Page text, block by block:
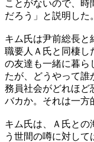
ことがないので、時
だろう」と説明した。
キム氏は尹前総長と
職要人Ａ氏と同棲し
の友達も一緒に暮ら
たが、どうやって誰
務員社会がどれほど
バカか。それは一方
キム氏は、Ａ氏との
う世間の噂に対し